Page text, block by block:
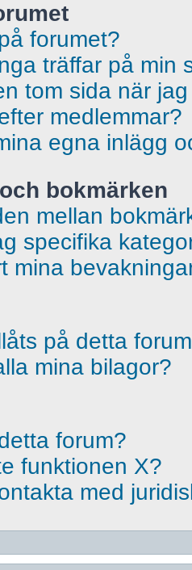
forumet?
träffar på min
tom sida när
medlemmar?
egna inlägg
bokmärken
mellan
specifika
mina
på detta
mina bilagor?
forum?
funktionen X?
med